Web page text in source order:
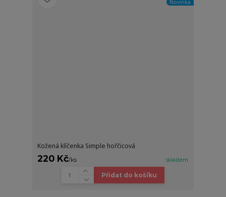
Novinka
Kožená klíčenka Simple hořčicová
220 Kč/ks skladem
Přidat do košíku